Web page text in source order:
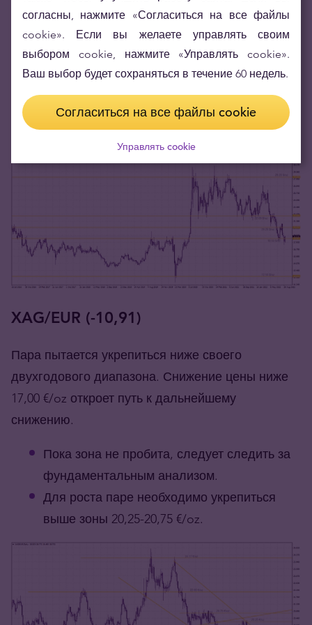
XAG/EUR (-10,91)
Пара пытается укрепиться ниже своего
двухгодового диапазона. Снижение цены ниже
17,00 €/oz откроет путь к дальнейшему
снижению.
Пока зона не пробита, следует следить за
фундаментальным анализом.
Для роста паре необходимо укрепиться
выше зоны 20,25-20,75 €/oz.
согласны, нажмите «Согласиться на все файлы
cookie». Если вы желаете управлять своим
выбором cookie, нажмите «Управлять cookie».
Ваш выбор будет сохраняться в течение 60 недель.
Согласиться на все файлы cookie
Управлять cookie